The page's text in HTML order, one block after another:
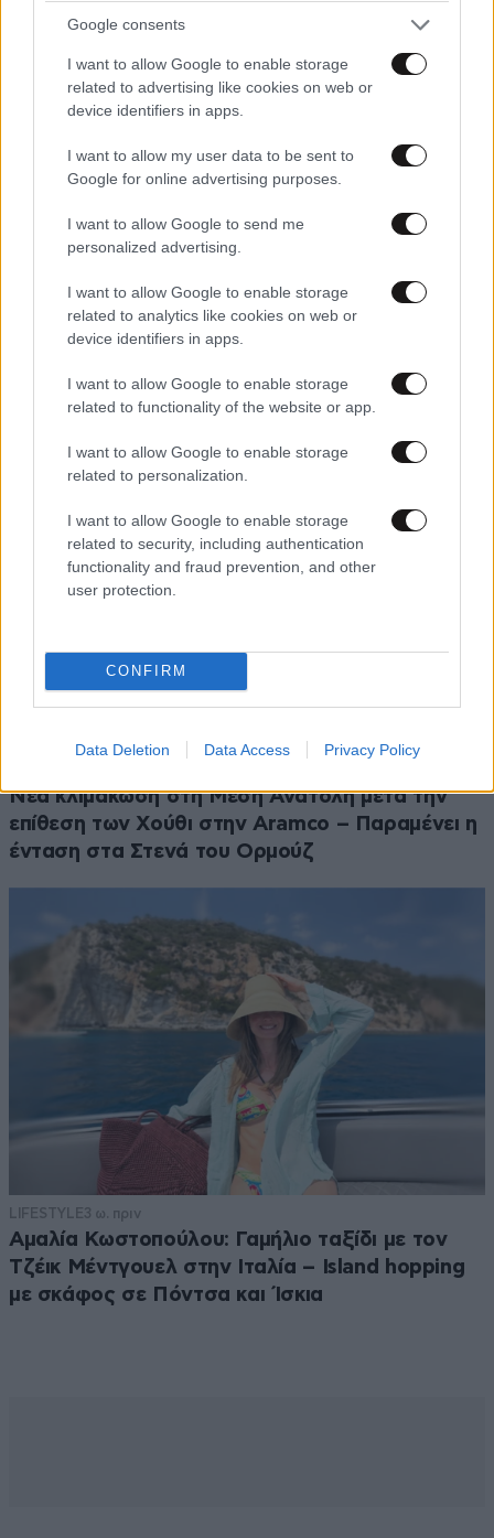
Google consents
I want to allow Google to enable storage
related to advertising like cookies on web or
device identifiers in apps.
I want to allow my user data to be sent to
Google for online advertising purposes.
I want to allow Google to send me
personalized advertising.
I want to allow Google to enable storage
related to analytics like cookies on web or
device identifiers in apps.
I want to allow Google to enable storage
related to functionality of the website or app.
I want to allow Google to enable storage
related to personalization.
I want to allow Google to enable storage
related to security, including authentication
functionality and fraud prevention, and other
user protection.
CONFIRM
Data Deletion Data Access Privacy Policy
Προσωπικό πάρκινγκ στο Σαρακήνικο:
της Μήλου – Ο ιδιοκτήτης κατέβηκε για μπάνιο
Νέα κλιμάκωση στη Μέση Ανατολή μετά την
επίθεση των Χούθι στην Aramco – Παραμένει η
ένταση στα Στενά του Ορμούζ
LIFESTYLE3 ω. πριν
Αμαλία Κωστοπούλου: Γαμήλιο ταξίδι με τον
Τζέικ Μέντγουελ στην Ιταλία – Island hopping
με σκάφος σε Πόντσα και Ίσκια